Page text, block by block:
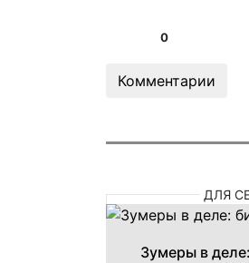
0
Комментарии
ДЛЯ
Зумеры в